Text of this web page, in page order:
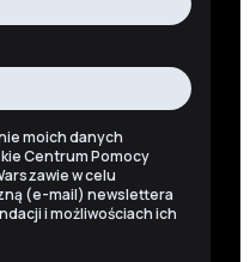
moich danych
Centrum Pomocy
w celu
(e-mail) newslettera
i możliwościach ich